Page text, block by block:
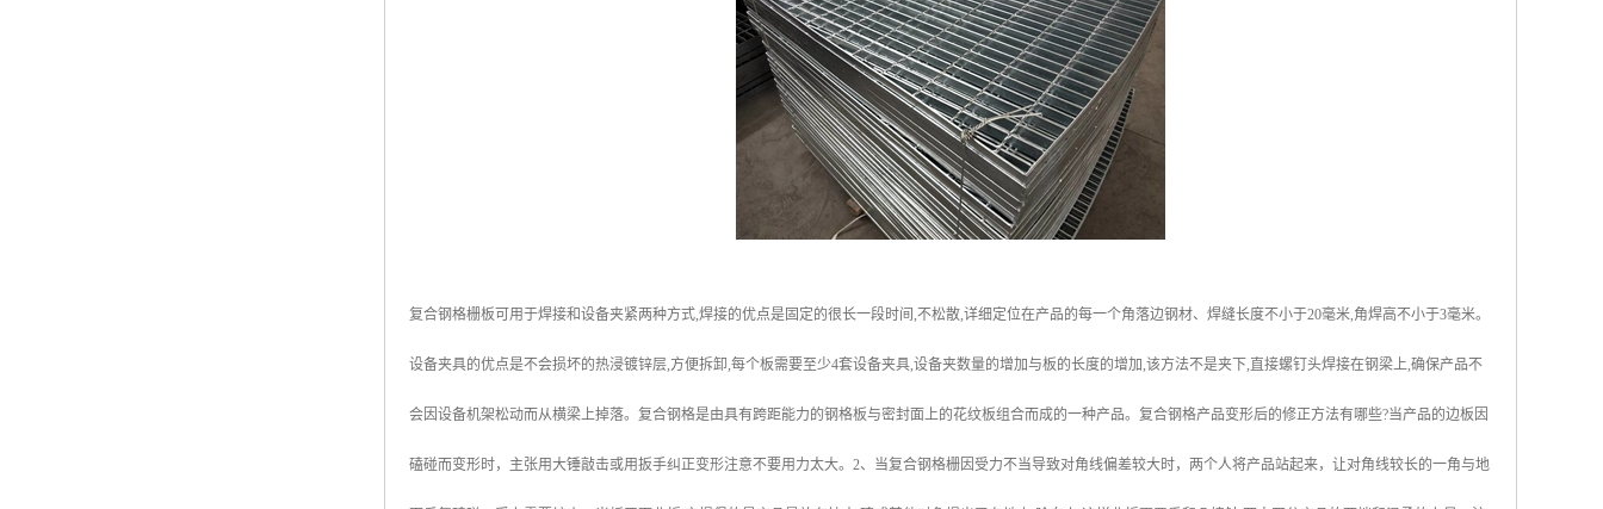
复合钢格栅板可用于焊接和设备夹紧两种方式,焊接的优点是固定的很长一段时间,不松散,详细定位在产品的每一个角落边钢材、焊缝长度不小于20毫米,角焊高不小于3毫米。
设备夹具的优点是不会损坏的热浸镀锌层,方便拆卸,每个板需要至少4套设备夹具,设备夹数量的增加与板的长度的增加,该方法不是夹下,直接螺钉头焊接在钢梁上,确保产品不
会因设备机架松动而从横梁上掉落。复合钢格是由具有跨距能力的钢格板与密封面上的花纹板组合而成的一种产品。复合钢格产品变形后的修正方法有哪些?当产品的边板因
磕碰而变形时，主张用大锤敲击或用扳手纠正变形注意不要用力太大。2、当复合钢格栅因受力不当导致对角线偏差较大时，两个人将产品站起来，让对角线较长的一角与地